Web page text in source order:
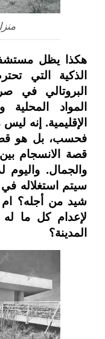
هكذا يظل
الذكية التي
البروتالي في
المواد المحلية
الإقليمية. إنه
فحسب، بل هو
قصة الانسجام
والجمال.
سيتم استغلاله في
شيد من أجله؟
لإعدام كل ما له
المدينة؟